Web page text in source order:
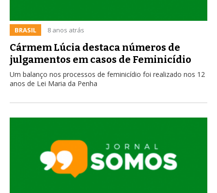
BRASIL 8 anos atrás
Cármem Lúcia destaca números de
julgamentos em casos de Feminicídio
Um balanço nos processos de feminicídio foi realizado nos 12
anos de Lei Maria da Penha